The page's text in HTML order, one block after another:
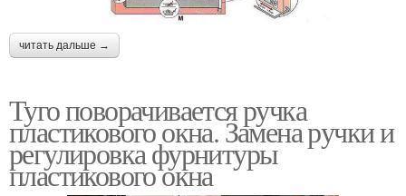
читать дальше →
Туго поворачивается ручка
пластикового окна. Замена ручки и
регулировка фурнитуры
пластикового окна